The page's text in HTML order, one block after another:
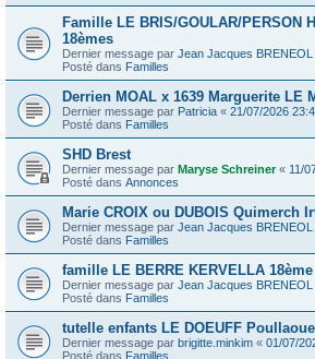
Famille LE BRIS/GOULAR/PERSON
18èmes
Dernier message par Jean Jacques BRENEOL
Posté dans Familles
Derrien MOAL x 1639 Marguerite LE
Dernier message par Patricia « 21/07/2026
Posté dans Familles
SHD Brest
Dernier message par Maryse Schreiner« 11/
Posté dans Annonces
Marie CROIX ou DUBOIS Quimerch
Dernier message par Jean Jacques BRENEOL
Posté dans Familles
famille LE BERRE KERVELLA
Dernier message par Jean Jacques BRENEOL
Posté dans Familles
tutelle enfants LE DOEUFF
Dernier message par brigitte.minkim « 01/07/
Posté dans Familles